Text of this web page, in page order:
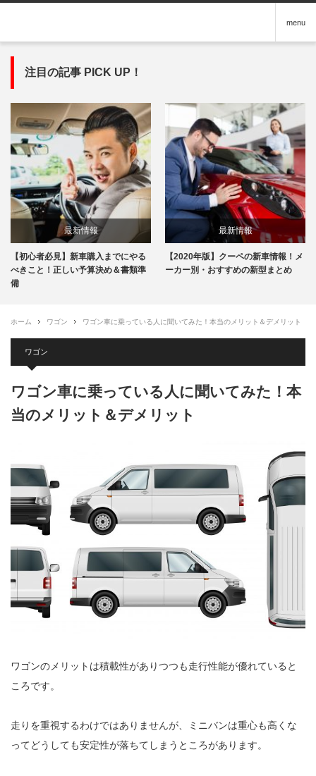
menu
注目の記事 PICK UP！
最新情報
【初心者必見】新車購入までにやる
べきこと！正しい予算決め＆書類準
備
最新情報
【2020年版】クーペの新車情報！メ
ーカー別・おすすめの新型まとめ
ホーム ワゴン ワゴン車に乗っている人に聞いてみた！本当のメリット＆デメリット
ワゴン
ワゴン車に乗っている人に聞いてみた！本
当のメリット＆デメリット
ワゴンのメリットは積載性がありつつも走行性能が優れていると
ころです。
走りを重視するわけではありませんが、ミニバンは重心も高くな
ってどうしても安定性が落ちてしまうところがあります。